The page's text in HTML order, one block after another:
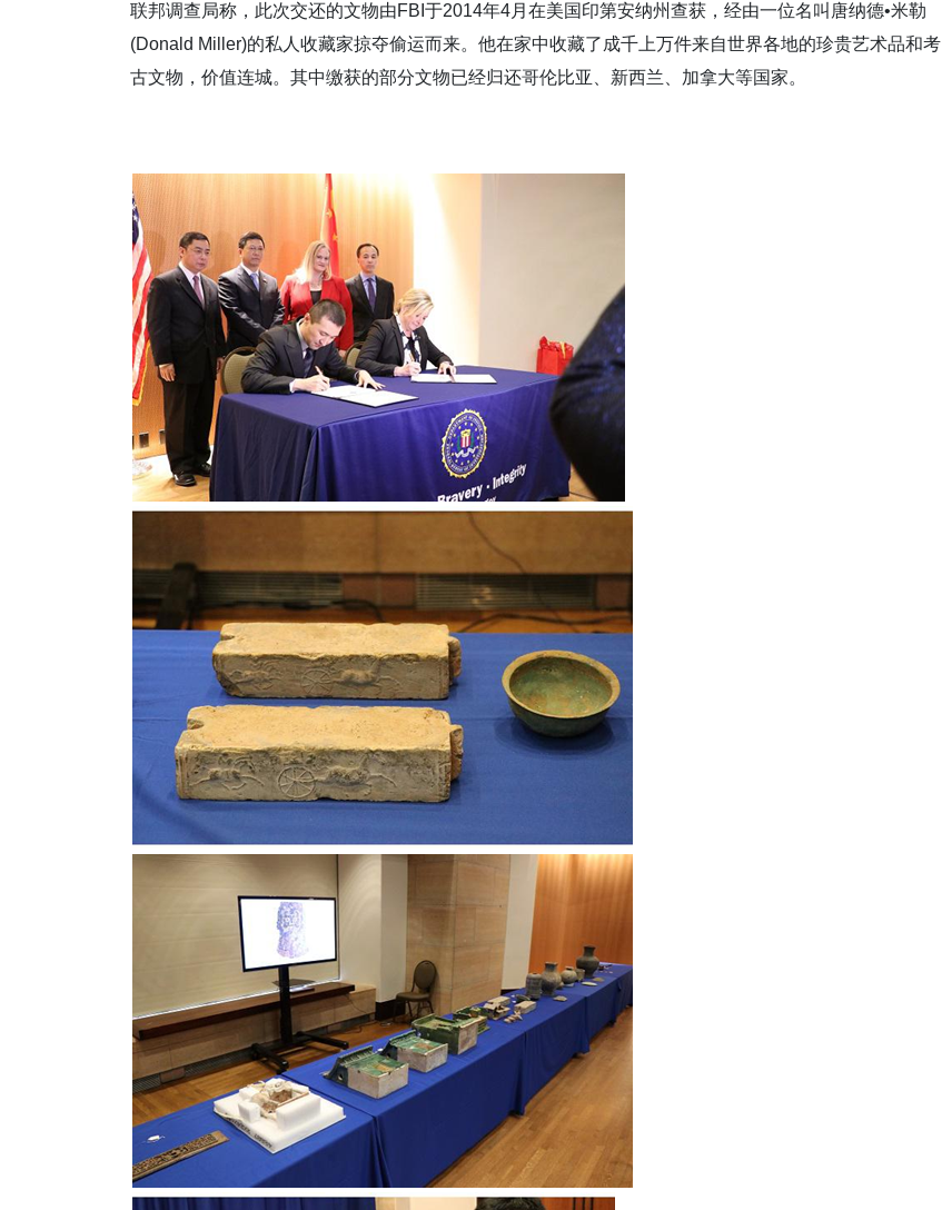
联邦调查局称，此次交还的文物由FBI于2014年4月在美国印第安纳州查获，经由一位名叫唐纳德•米勒
(Donald Miller)的私人收藏家掠夺偷运而来。他在家中收藏了成千上万件来自世界各地的珍贵艺术品和考
古文物，价值连城。其中缴获的部分文物已经归还哥伦比亚、新西兰、加拿大等国家。